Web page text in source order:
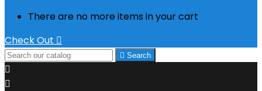
There are no more items in your cart
Check Out 
 Search

